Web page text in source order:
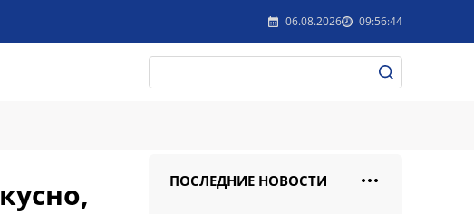
06.08.2026 09:56:44
ПОСЛЕДНИЕ НОВОСТИ